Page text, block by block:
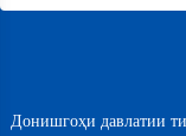
Донишгоҳи давлатии